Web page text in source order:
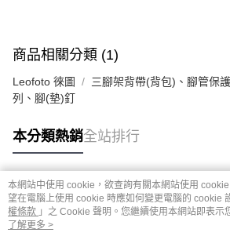
商品相關分類 (1)
Leofoto 徠圖
三腳架背帶(背包)、腳管保
列、腳(墊)釘
本分類熱銷全站排行
熱門標籤
本網站中使用 cookie，欲查詢有關本網站使用
望在電腦上使用 cookie 時應如何變更電腦的 cookie
權條款 」之 Cookie 聲明。您繼續使用本網站即表示
用條款之 Cookie 聲明使用 cookie。
了解更多 >